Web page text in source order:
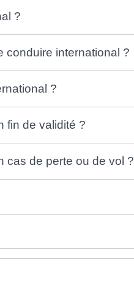
?
conduire international ?
?
fin de validité ?
cas de perte ou de vol ?